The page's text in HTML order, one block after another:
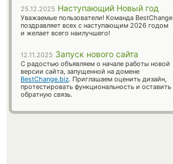
25.12.2025 Наступающий Новый год
Уважаемые пользователи! Команда BestChange
поздравляет всех с наступающим 2026 годом
и желает всего наилучшего!
12.11.2025 Запуск нового сайта
С радостью объявляем о начале работы новой
версии сайта, запущенной на домене
BestChange.biz. Приглашаем оценить дизайн,
протестировать функциональность и оставить
обратную связь.